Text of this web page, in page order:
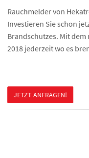
Rauchmelder von
Investieren Sie schon
Brandschutzes. Mit dem
2018 jederzeit wo es
JETZT ANFRAGEN!